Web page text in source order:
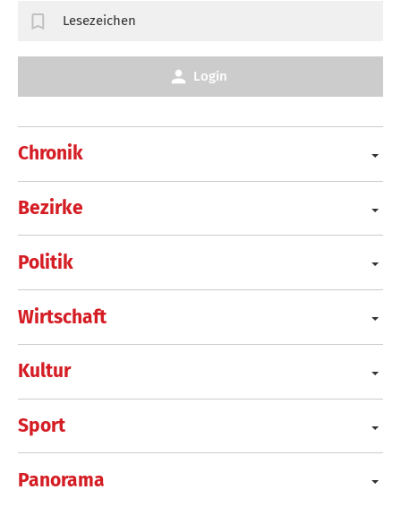
Chronik
Bezirke
Politik
Wirtschaft
Kultur
Sport
Panorama
Lesezeichen
Login